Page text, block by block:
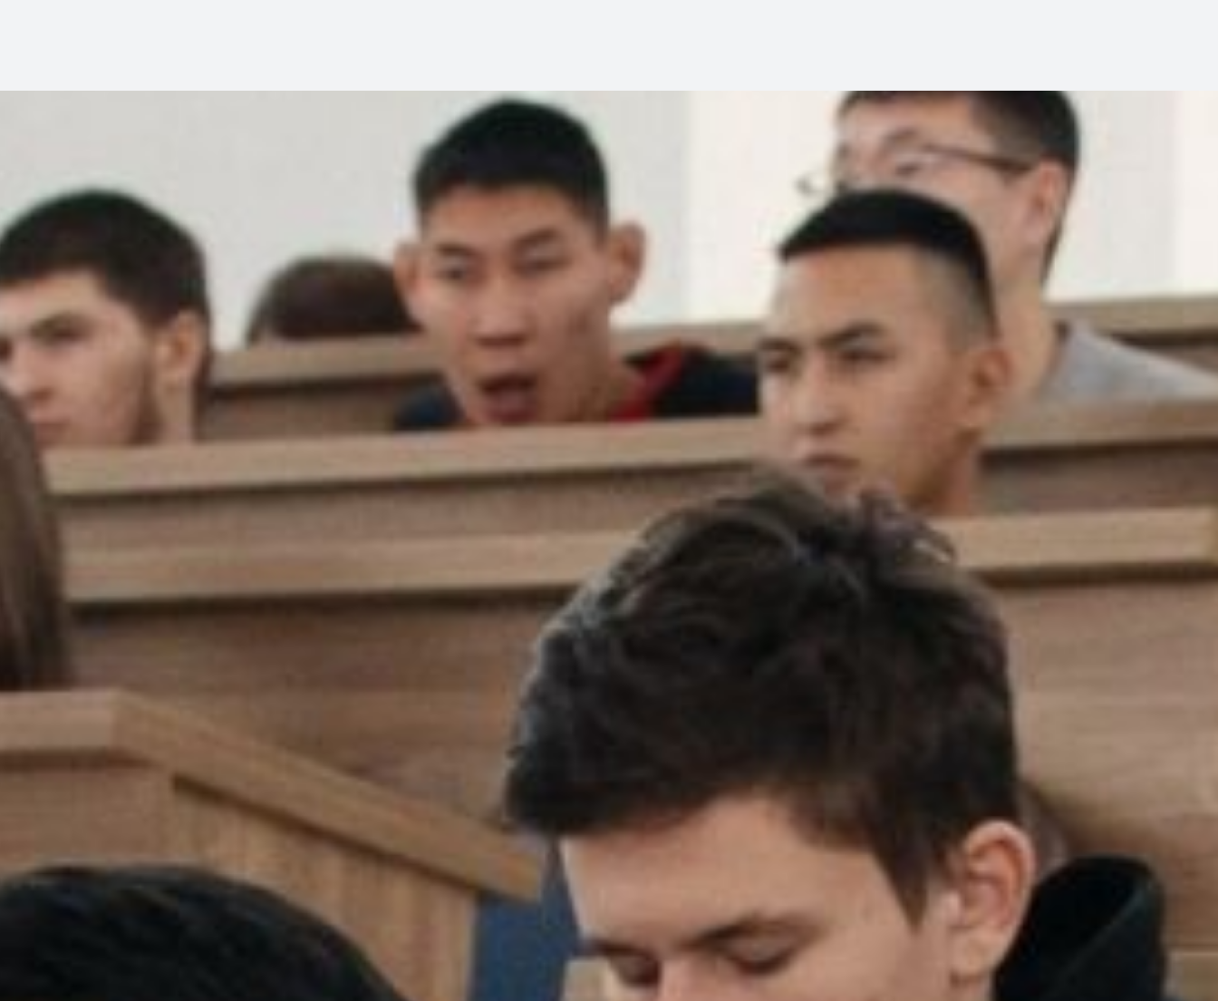
Главная
Образование
Бакалавриат/
Специалитет
План приема
Подать документы
Вступительные испытания
Перечень обязательной информации,
размещаемой в разделе
"Абитуриенту"
не позднее 20 января года приема на обучение
не позднее 10 апреля
не позднее чем за 5 месяцев до начала
зачисления на платные места
не позднее 1 июня
начиная со дня начала приема документов,
необходимых для поступления
Дополнительная информация